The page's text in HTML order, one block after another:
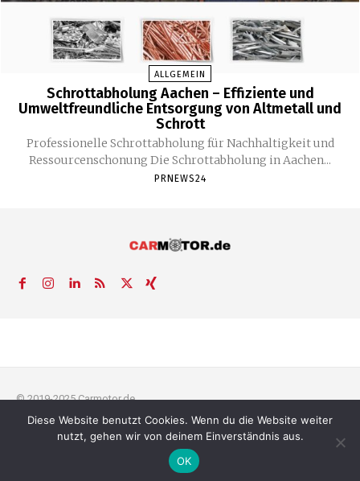
ALLGEMEIN
Schrottabholung Aachen – Effiziente und
Umweltfreundliche Entsorgung von Altmetall und
Schrott
Professionelle Schrottabholung für Nachhaltigkeit und
Ressourcenschonung Die Schrottabholung in Aachen...
PRNEWS24
© 2019-2025 Carmotor.de
AGB Datenschutzerklärung FAQ Kontakt Impressum
News
Pressemitteilung veröffentlichen
Diese Website benutzt Cookies. Wenn du die Website weiter
nutzt, gehen wir von deinem Einverständnis aus.
OK